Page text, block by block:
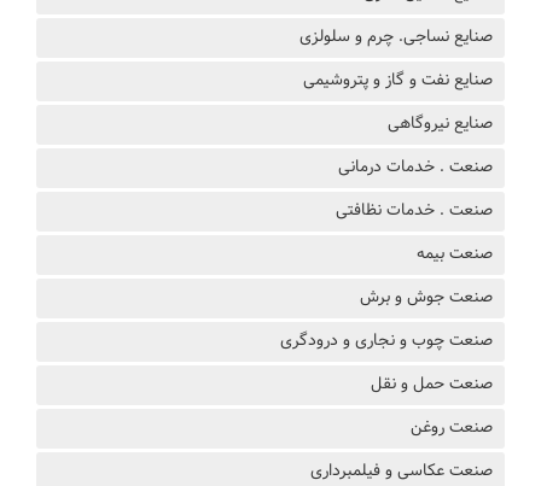
صنایع نساجی. چرم و سلولزی
صنایع نفت و گاز و پتروشیمی
صنایع نیروگاهی
صنعت . خدمات درمانی
صنعت . خدمات نظافتی
صنعت بیمه
صنعت جوش و برش
صنعت چوب و نجاری و درودگری
صنعت حمل و نقل
صنعت روغن
صنعت عکاسی و فیلمبرداری